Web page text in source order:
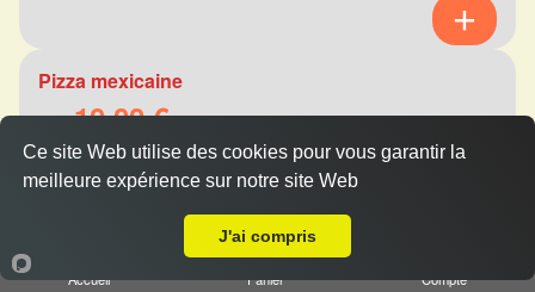
Pizza mexicaine
Dès10.00 €
Base sauce tomate, fromage, viande hachée,
merguez, champignons, poivrons
Accueil Panier Compte
Ce site Web utilise des cookies pour vous garantir la
meilleure expérience sur notre site Web
J'ai compris